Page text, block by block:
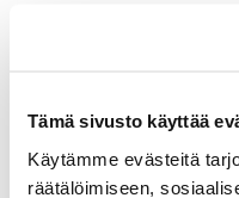
Tämä sivusto käyttää
Käytämme evästeitä
räätälöimiseen,
Valitse seura: